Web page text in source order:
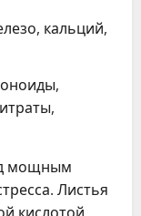
кальций,
мощным
Листья